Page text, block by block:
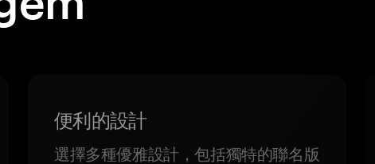
便利的設計
選擇多種優雅設計，包括獨特的聯名版